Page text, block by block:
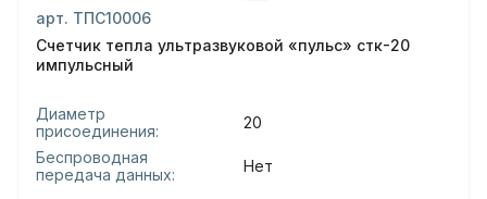
арт. ТПС10006
Счетчик тепла ультразвуковой «пульс» стк-20
импульсный
Диаметр
присоединения:
20
Беспроводная
передача данных:
Нет